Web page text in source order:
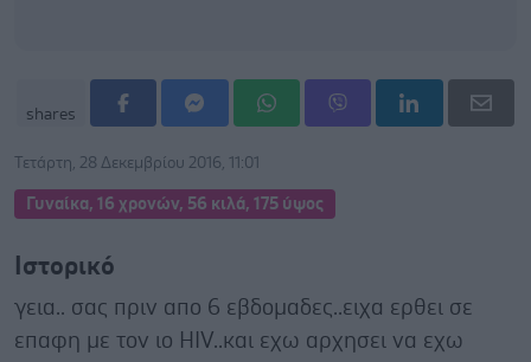
shares
Τετάρτη, 28 Δεκεμβρίου 2016, 11:01
Γυναίκα, 16 χρονών, 56 κιλά, 175 ύψος
Ιστορικό
γεια.. σας πριν απο 6 εβδομαδες..ειχα ερθει σε
επαφη με τον ιο HIV..και εχω αρχησει να εχω